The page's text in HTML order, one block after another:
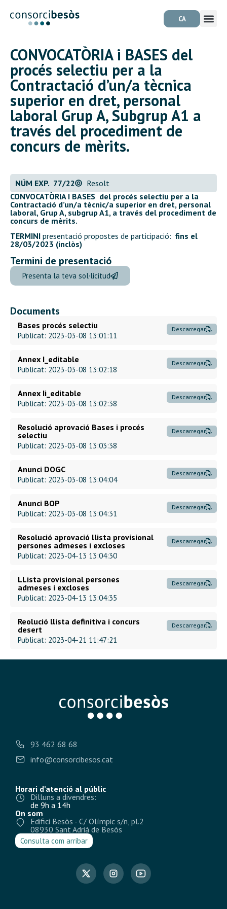
CA
CONVOCATÒRIA i BASES del
procés selectiu per a la
Contractació d’un/a tècnica
superior en dret, personal
laboral Grup A, Subgrup A1 a
través del procediment de
concurs de mèrits.
NÚM EXP. 77/22
Resolt
CONVOCATÒRIA I BASES del procés selectiu per a la
Contractació d’un/a tècnic/a superior en dret, personal
laboral, Grup A, subgrup A1, a través del procediment de
concurs de mèrits.
TERMINI presentació propostes de participació: fins el
28/03/2023 (inclòs)
Termini de presentació
Presenta la teva sol·licitud
Documents
Bases procés selectiu Descarregar
Publicat: 2023-03-08 13:01:11
Annex I_editable Descarregar
Publicat: 2023-03-08 13:02:18
Annex Ii_editable Descarregar
Publicat: 2023-03-08 13:02:38
Resolució aprovació Bases i procés
selectiu
Descarregar
Publicat: 2023-03-08 13:03:38
Anunci DOGC Descarregar
Publicat: 2023-03-08 13:04:04
Anunci BOP Descarregar
Publicat: 2023-03-08 13:04:31
Resolució aprovació llista provisional
persones admeses i excloses
Descarregar
Publicat: 2023-04-13 13:04:30
LLista provisional persones
admeses i excloses
Descarregar
Publicat: 2023-04-13 13:04:35
Reolució llista definitiva i concurs
desert
Descarregar
Publicat: 2023-04-21 11:47:21
93 462 68 68
info@consorcibesos.cat
Horari d’atenció al públic
Dilluns a divendres:
de 9h a 14h
On som
Edifici Besòs - C/ Olímpic s/n, pl.2
08930 Sant Adrià de Besòs
Consulta com arribar